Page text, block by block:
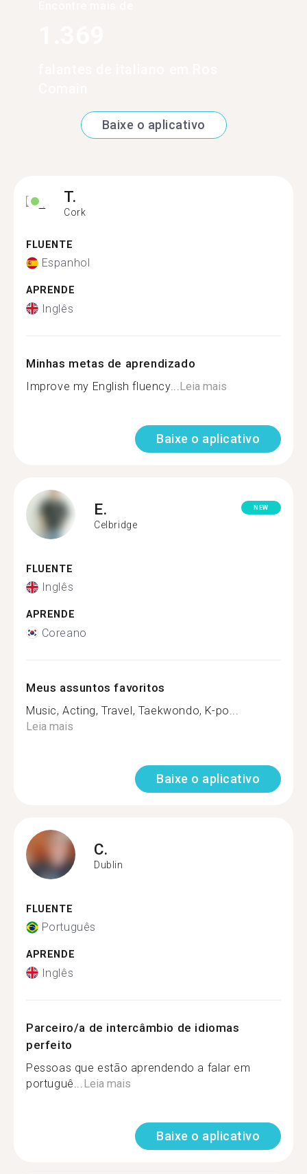
Baixe o aplicativo
T.
Cork
FLUENTE
Espanhol
APRENDE
Inglês
Minhas metas de aprendizado
Improve my English fluency... Leia mais
Baixe o aplicativo
E.
Celbridge
NEW
FLUENTE
Inglês
APRENDE
Coreano
Meus assuntos favoritos
Music, Acting, Travel, Taekwondo, K-po...
Leia mais
Baixe o aplicativo
C.
Dublin
FLUENTE
Português
APRENDE
Inglês
Parceiro/a de intercâmbio de idiomas
perfeito
Pessoas que estão aprendendo a falar em
portuguê... Leia mais
Baixe o aplicativo